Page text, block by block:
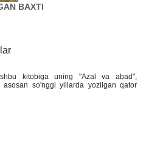
BAXTI
kitobiga uning "Azal va abad",
so'nggi yillarda yozilgan qator